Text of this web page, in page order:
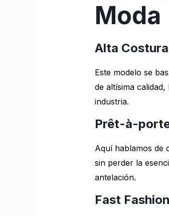
Moda
Alta
Este modelo se
de altísima
industria.
Prêt-à-
Aquí hablamos de
sin perder la
antelación.
Fast